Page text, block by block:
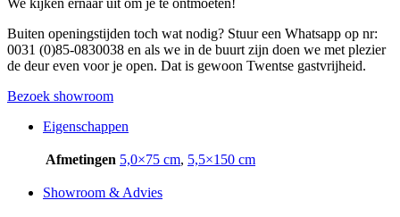
Buiten openingstijden toch wat nodig? Stuur een Whatsapp op nr:
0031 (0)85-0830038 en als we in de buurt zijn doen we met plezier
de deur even voor je open. Dat is gewoon Twentse gastvrijheid.
Bezoek showroom
Eigenschappen
Afmetingen 5,0×75 cm, 5,5×150 cm
Showroom & Advies